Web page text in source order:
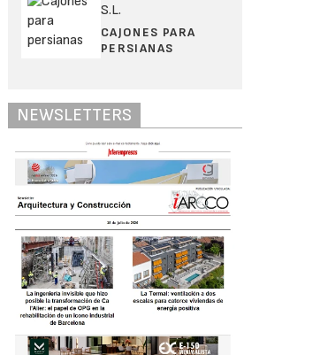
S.L.
CAJONES PARA
PERSIANAS
NEWSLETTERS